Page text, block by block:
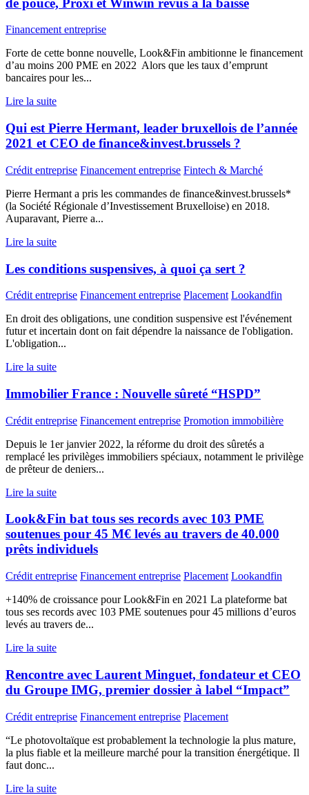
Financement entreprise
Forte de cette bonne nouvelle, Look&Fin ambitionne le financement
d’au moins 200 PME en 2022 Alors que les taux d’emprunt
bancaires pour les...
Lire la suite
Qui est Pierre Hermant, leader bruxellois de l’année
2021 et CEO de finance&invest.brussels ?
Crédit entreprise Financement entreprise Fintech & Marché
Pierre Hermant a pris les commandes de finance&invest.brussels*
(la Société Régionale d’Investissement Bruxelloise) en 2018.
Auparavant, Pierre a...
Lire la suite
Les conditions suspensives, à quoi ça sert ?
Crédit entreprise Financement entreprise Placement Lookandfin
En droit des obligations, une condition suspensive est l'événement
futur et incertain dont on fait dépendre la naissance de l'obligation.
L'obligation...
Lire la suite
Immobilier France : Nouvelle sûreté “HSPD”
Crédit entreprise Financement entreprise Promotion immobilière
Depuis le 1er janvier 2022, la réforme du droit des sûretés a
remplacé les privilèges immobiliers spéciaux, notamment le privilège
de prêteur de deniers...
Lire la suite
Look&Fin bat tous ses records avec 103 PME
soutenues pour 45 M€ levés au travers de 40.000
prêts individuels
Crédit entreprise Financement entreprise Placement Lookandfin
+140% de croissance pour Look&Fin en 2021 La plateforme bat
tous ses records avec 103 PME soutenues pour 45 millions d’euros
levés au travers de...
Lire la suite
Rencontre avec Laurent Minguet, fondateur et CEO
du Groupe IMG, premier dossier à label “Impact”
Crédit entreprise Financement entreprise Placement
“Le photovoltaïque est probablement la technologie la plus mature,
la plus fiable et la meilleure marché pour la transition énergétique. Il
faut donc...
Lire la suite